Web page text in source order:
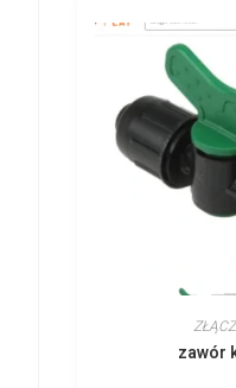
zawór